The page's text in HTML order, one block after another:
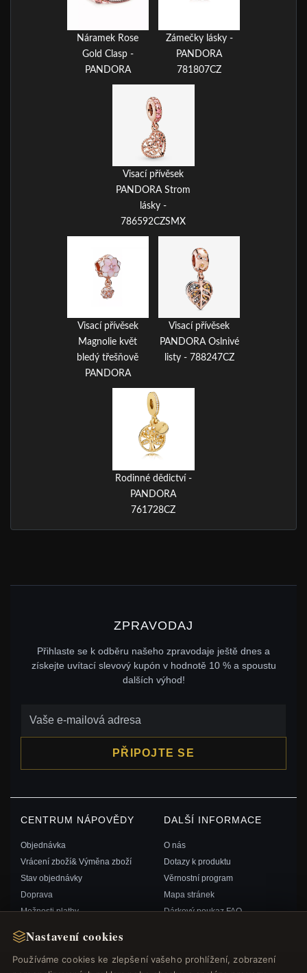
Nastavení cookies
Používáme cookies ke zlepšení vašeho prohlížení, zobrazení
Náramek Rose
Gold Clasp -
PANDORA
Zámečky lásky -
PANDORA
781807CZ
Visací přívěsek
PANDORA Strom
lásky -
786592CZSMX
Visací přívěsek
Magnolie květ
bledý třešňově
PANDORA
Visací přívěsek
PANDORA Oslnivé
listy - 788247CZ
Rodinné dědictví -
PANDORA
761728CZ
ZPRAVODAJ
Přihlaste se k odběru našeho zpravodaje ještě dnes a
získejte uvítací slevový kupón v hodnotě 10 % a spoustu
dalších výhod!
PŘIPOJTE SE
CENTRUM NÁPOVĚDY
Objednávka
Vrácení zboží& Výměna zboží
Stav objednávky
Doprava
Možnosti platby
Kontaktujte nás
DALŠÍ INFORMACE
O nás
Dotazy k produktu
Věrnostní program
Mapa stránek
Dárkový poukaz FAQ